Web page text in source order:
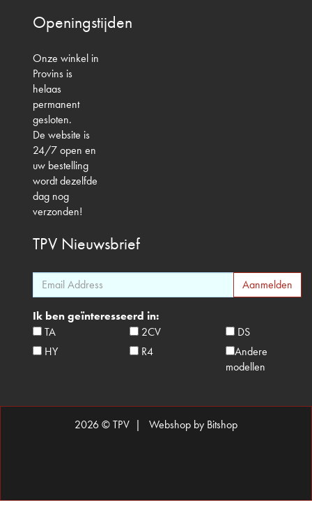
Openingstijden
Onze winkel in
Provins is
helaas
permanent
gesloten.
De website is
24/7 open en
uw bestelling
wordt dezelfde
dag nog
verzonden!
TPV Nieuwsbrief
Ik ben geïnteresseerd in:
TA
2CV
DS
HY
R4
Andere
modellen
2026 © TPV | Webshop by Bitshop